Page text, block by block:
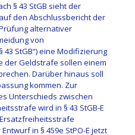
§ 43 StGB sieht der
den Abschlussbericht der
alternativer
von
StGB“) eine Modifizierung
der Geldstrafe sollen einem
Darüber hinaus soll
kommen. Zur
Unterschieds zwischen
wird in § 43 StGB-E
in § 459e StPO-E jetzt